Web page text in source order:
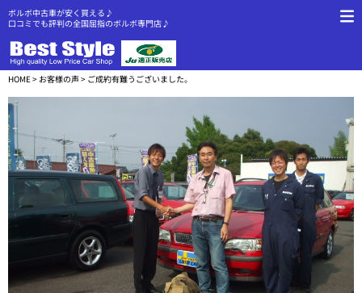
ボルボ中古車が安く買える♪
口コミでも評判の全国屈指のボルボ専門店♪
HOME> お客様の声> ご成約有難うございました。